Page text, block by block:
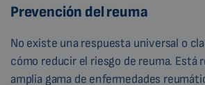
Prevención del reuma
No existe una respuesta universal o
cómo reducir el riesgo de reuma. Está
amplia gama de enfermedades